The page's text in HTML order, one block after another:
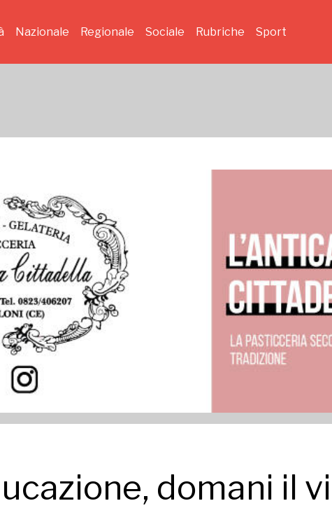
Nazionale Regionale Sociale Rubriche Sport
domani il